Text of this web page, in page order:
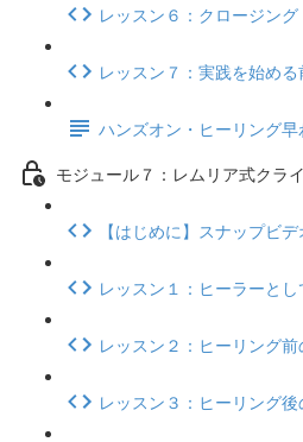
レッスン６：クロージン
レッスン７：実践を始める
ハンズオン・ヒーリング早
モジュール７：レムリア式クラ
【はじめに】スナップビデ
レッスン１：ヒーラーと
レッスン２：ヒーリング
レッスン３：ヒーリング